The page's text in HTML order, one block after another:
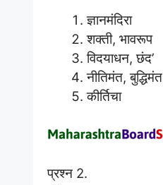
ज्ञानमंदिरा
शक्ती, भावरूप
विदयाधन, छंद’
नीतिमंत, बुद्धिमंत
कीर्तिचा
प्रश्न 2.